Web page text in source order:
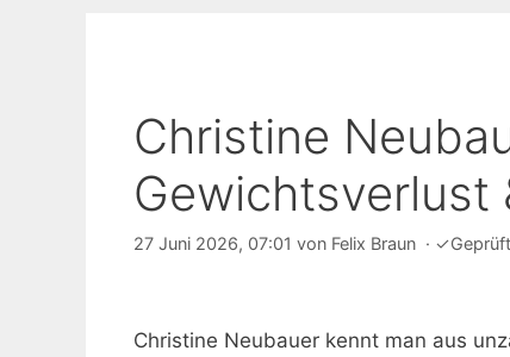
Christine
Gewichtsverlust
27 Juni 2026, 07:01 von Felix Braun · ✓
Christine Neubauer kennt man aus